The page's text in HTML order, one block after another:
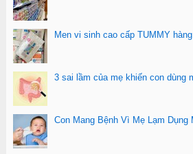
Men vi sinh cao cấp TUMMY
3 sai lầm của mẹ khiến con dùng
Con Mang Bệnh Vì Mẹ Lạm Dụng